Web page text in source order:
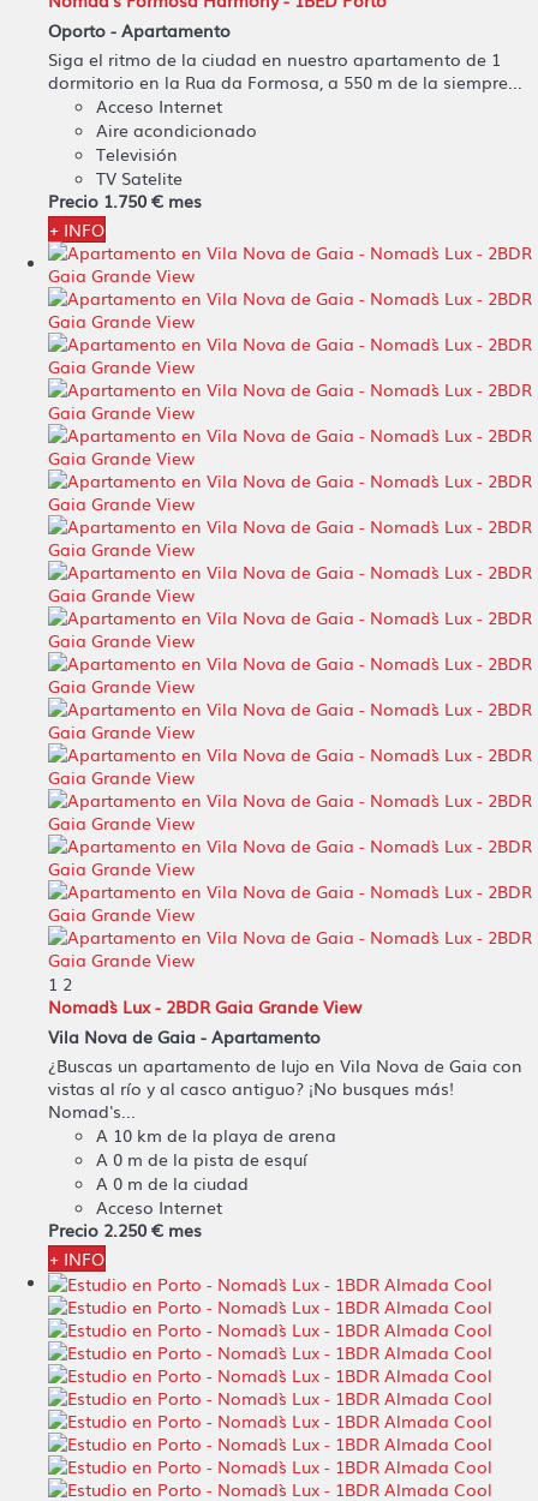
Oporto - Apartamento
Siga el ritmo de la ciudad en nuestro apartamento de 1
dormitorio en la Rua da Formosa, a 550 m de la siempre...
Acceso Internet
Aire acondicionado
Televisión
TV Satelite
Precio 1.750 € mes
+ INFO
1 2
Nomad`s Lux - 2BDR Gaia Grande View
Vila Nova de Gaia - Apartamento
¿Buscas un apartamento de lujo en Vila Nova de Gaia con
vistas al río y al casco antiguo? ¡No busques más!
Nomad's...
A 10 km de la playa de arena
A 0 m de la pista de esquí
A 0 m de la ciudad
Acceso Internet
Precio 2.250 € mes
+ INFO